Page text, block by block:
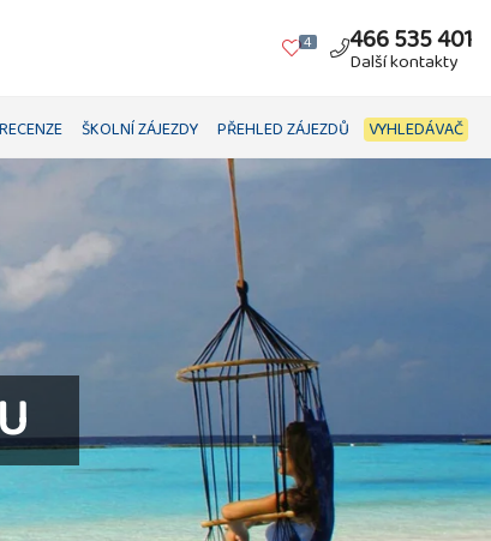
4 466 535 401
Další kontakty
RECENZE ŠKOLNÍ ZÁJEZDY PŘEHLED ZÁJEZDŮ VYHLEDÁVAČ